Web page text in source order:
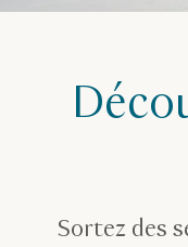
Vacances en famille
Sortez des